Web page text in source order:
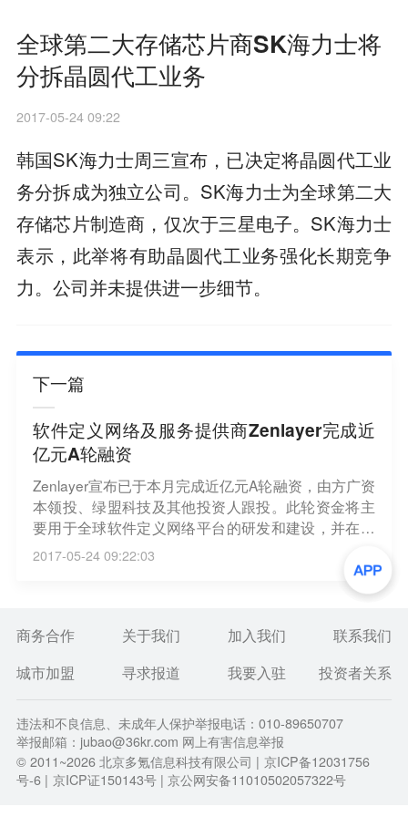
全球第二大存储芯片商SK海力士将
分拆晶圆代工业务
2017-05-24 09:22
韩国SK海力士周三宣布，已决定将晶圆代工业
务分拆成为独立公司。SK海力士为全球第二大
存储芯片制造商，仅次于三星电子。SK海力士
表示，此举将有助晶圆代工业务强化长期竞争
力。公司并未提供进一步细节。
下一篇
软件定义网络及服务提供商Zenlayer完成近
亿元A轮融资
Zenlayer宣布已于本月完成近亿元A轮融资，由方广资
本领投、绿盟科技及其他投资人跟投。此轮资金将主
要用于全球软件定义网络平台的研发和建设，并在现
有全球60多个数据中心的基础上，进一步扩大规模和
覆盖 。据了解，Zenlayer是下一代全球软件定义网络
及服务提供商，致力于提供简单透明的服务，连接企
助企业快速部署和管理全球IT资源。
2017-05-24 09:22:03
商务合作 关于我们 加入我们
联系我们
城市加盟
寻求报道 我要入驻 投资者关系
违法和不良信息、未成年人保护举报电话：010-89650707
举报邮箱：jubao@36kr.com 网上有害信息举报
© 2011~2026北京多氪信息科技有限公司 | 京ICP备12031756
号-6 | 京ICP证150143号 | 京公网安备11010502057322号